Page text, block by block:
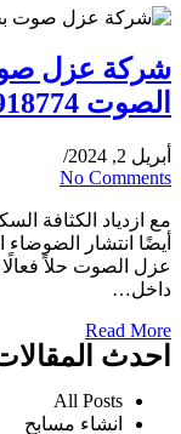
شركة عزل
الصوت 966540918774
أبريل 2, 2024
/
No Comments
مع ازدياد الكثافة
أيضًا انتشار الضوضاء
عزل الصوت حلاً
داخل…
Read More
احدث
All Posts
انشاء مسابح